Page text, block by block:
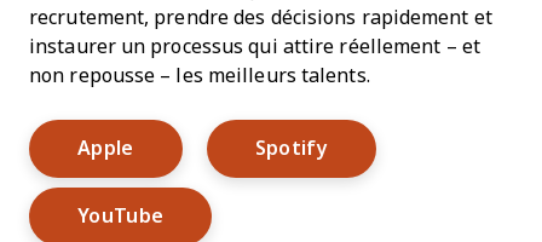
recrutement, prendre des décisions rapidement et
instaurer un processus qui attire réellement – et
non repousse – les meilleurs talents.
Apple Opens New Window
SpotifyOpens New Window
YouTube Opens New Window